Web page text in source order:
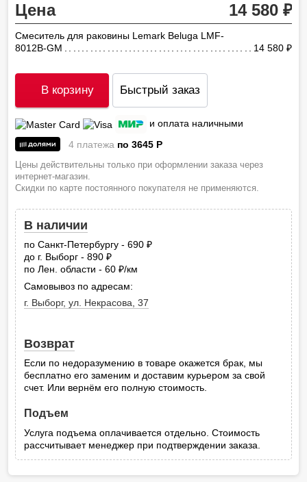
Цена 14 580
Смеситель для раковины Lemark Beluga LMF-
8012B-GM
14 580
В корзину Быстрый заказ
и оплата наличными
4 платежа по 3645 P
Цены действительны только при оформлении заказа через
интернет-магазин.
Скидки по карте постоянного покупателя не применяются.
В наличии
по Санкт-Петербургу - 690
до г. Выборг - 890
по Лен. области - 60
руб.
/км
Самовывоз по адресам:
г. Выборг, ул. Некрасова, 37
Возврат
Если по недоразумению в товаре окажется брак, мы
бесплатно его заменим и доставим курьером за свой
счет. Или вернём его полную стоимость.
Подъем
Услуга подъема оплачивается отдельно. Стоимость
рассчитывает менеджер при подтверждении заказа.